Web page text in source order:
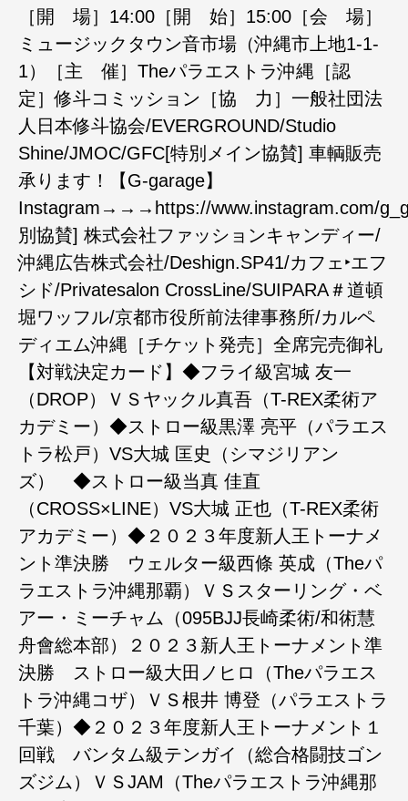
［開 場］14:00［開 始］15:00［会 場］
ミュージックタウン音市場（沖縄市上地1-1-
1）［主 催］Theパラエストラ沖縄［認
定］修斗コミッション［協 力］一般社団法
人日本修斗協会/EVERGROUND/Studio
Shine/JMOC/GFC[特別メイン協賛] 車輌販売
承ります！【G-garage】
Instagram→→→https://www.instagram.com/
別協賛] 株式会社ファッションキャンディー/
沖縄広告株式会社/Deshign.SP41/カフェ‣エフ
シド/Privatesalon CrossLine/SUIPARA＃道頓
堀ワッフル/京都市役所前法律事務所/カルペ
ディエム沖縄［チケット発売］全席完売御礼
【対戦決定カード】◆フライ級宮城 友一
（DROP）ＶＳヤックル真吾（T-REX柔術ア
カデミー）◆ストロー級黒澤 亮平（パラエス
トラ松戸）VS大城 匡史（シマジリアン
ズ） ◆ストロー級当真 佳直
（CROSS×LINE）VS大城 正也（T-REX柔術
アカデミー）◆２０２３年度新人王トーナメ
ント準決勝 ウェルター級西條 英成（Theパ
ラエストラ沖縄那覇）ＶＳスターリング・ベ
アー・ミーチャム（095BJJ長崎柔術/和術慧
舟會総本部）︎２０２３新人王トーナメント準
決勝 ストロー級大田ノヒロ（Theパラエス
トラ沖縄コザ）ＶＳ根井 博登（パラエストラ
千葉）◆２０２３年度新人王トーナメント１
回戦 バンタム級テンガイ（総合格闘技ゴン
ズジム）ＶＳJAM（Theパラエストラ沖縄那